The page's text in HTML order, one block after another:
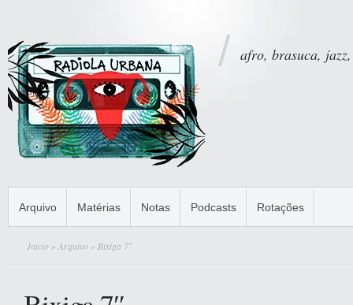
afro, brasuca,
Arquivo Matérias Notas Podcasts Rotações
Início »Arquivo » Bixiga 7″